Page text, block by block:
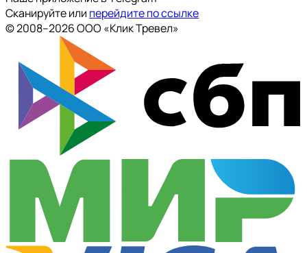
Сканируйте или перейдите по ссылке
© 2008--2026 ООО «Клик Тревел»